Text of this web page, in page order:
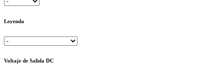
Leyenda
Voltaje de Salida DC